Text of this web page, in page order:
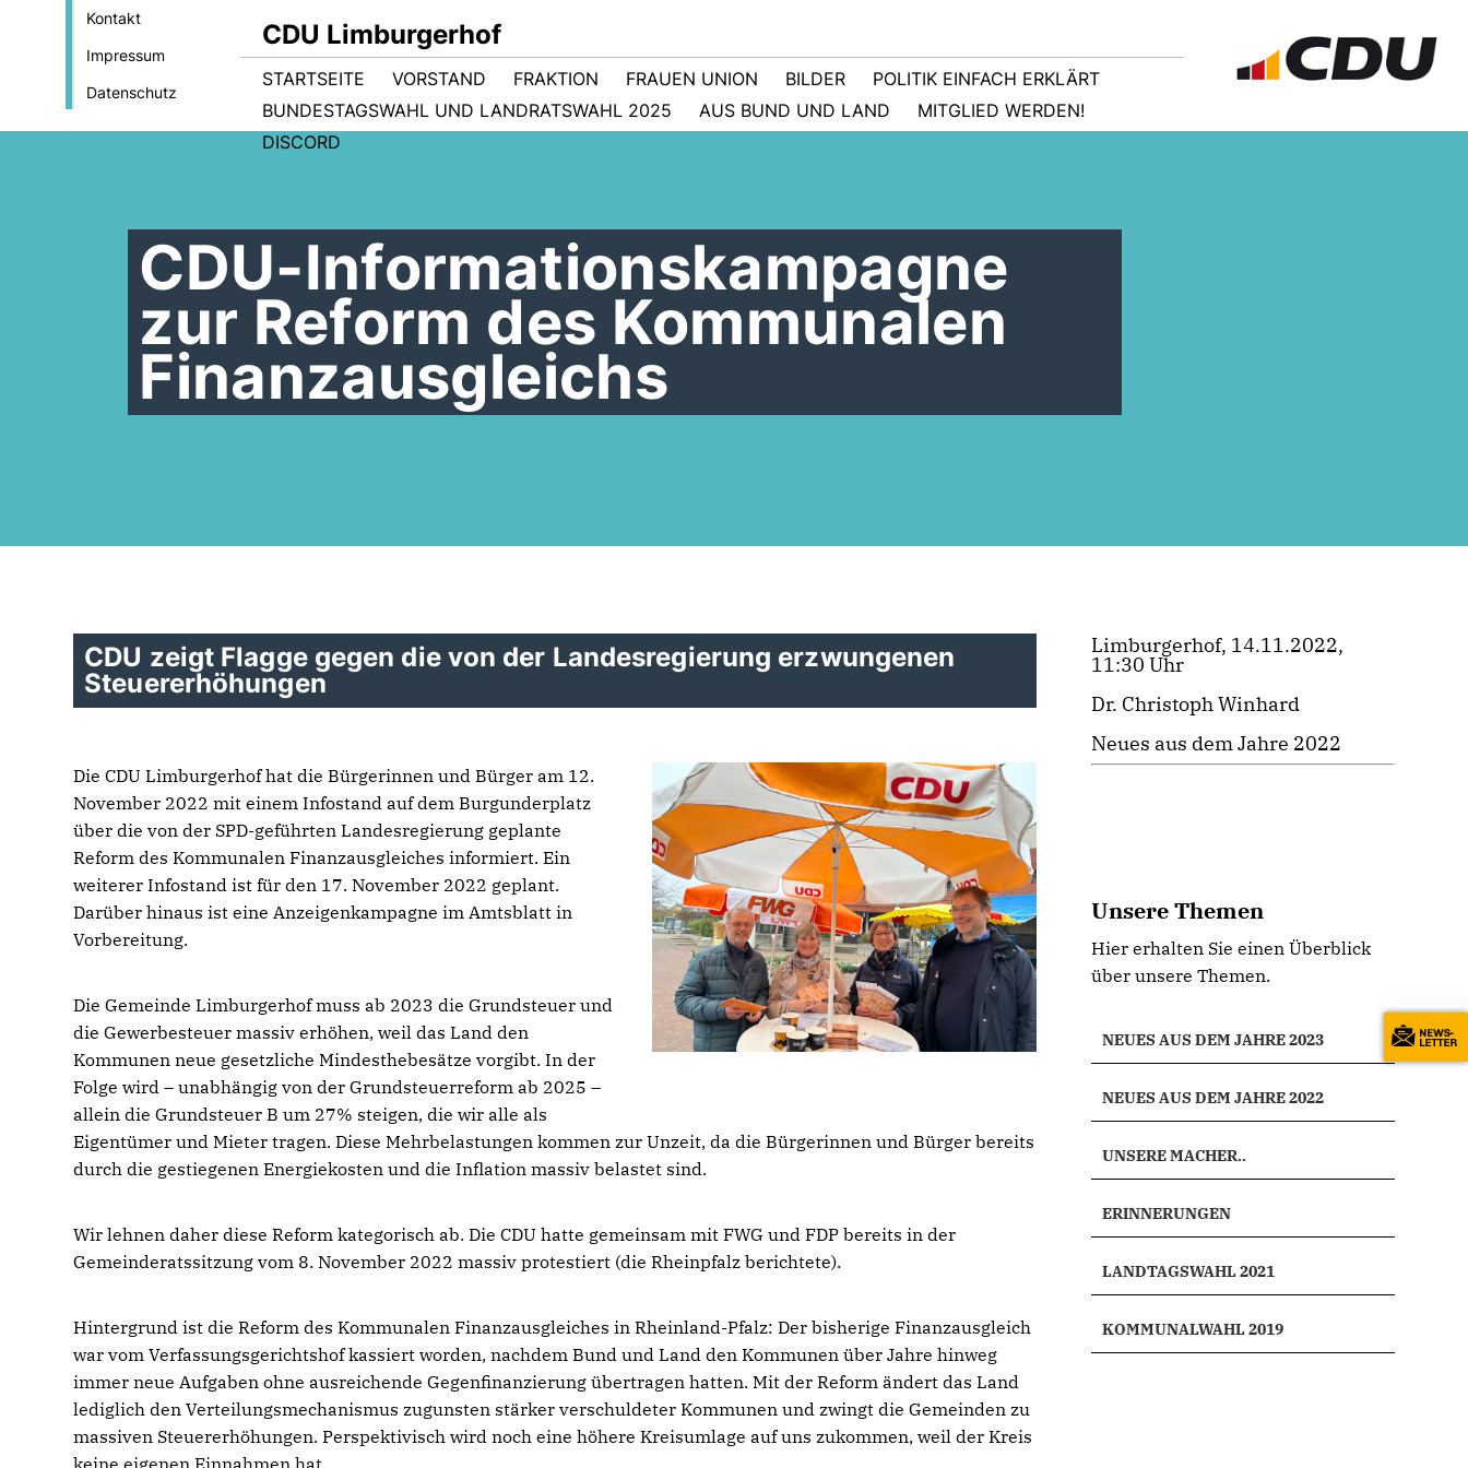
Kontakt
Impressum
Datenschutz
CDU Limburgerhof
STARTSEITE VORSTAND FRAKTION FRAUEN UNION BILDER
POLITIK EINFACH ERKLÄRT
BUNDESTAGSWAHL UND LANDRATSWAHL 2025
AUS BUND UND LAND
MITGLIED WERDEN!
DISCORD
CDU-Informationskampagne
zur Reform des Kommunalen
Finanzausgleichs
CDU zeigt Flagge gegen die von der Landesregierung erzwungenen
Steuererhöhungen
Die CDU Limburgerhof hat die Bürgerinnen und Bürger am 12.
November 2022 mit einem Infostand auf dem Burgunderplatz
über die von der SPD-geführten Landesregierung geplante
Reform des Kommunalen Finanzausgleiches informiert. Ein
weiterer Infostand ist für den 17. November 2022 geplant.
Darüber hinaus ist eine Anzeigenkampagne im Amtsblatt in
Vorbereitung.
Die Gemeinde Limburgerhof muss ab 2023 die Grundsteuer und
die Gewerbesteuer massiv erhöhen, weil das Land den
Kommunen neue gesetzliche Mindesthebesätze vorgibt. In der
Folge wird – unabhängig von der Grundsteuerreform ab 2025 –
allein die Grundsteuer B um 27% steigen, die wir alle als
Eigentümer und Mieter tragen. Diese Mehrbelastungen kommen zur Unzeit, da die Bürgerinnen und Bürger bereits
durch die gestiegenen Energiekosten und die Inflation massiv belastet sind.
Wir lehnen daher diese Reform kategorisch ab. Die CDU hatte gemeinsam mit FWG und FDP bereits in der
Gemeinderatssitzung vom 8. November 2022 massiv protestiert (die Rheinpfalz berichtete).
Hintergrund ist die Reform des Kommunalen Finanzausgleiches in Rheinland-Pfalz: Der bisherige Finanzausgleich
war vom Verfassungsgerichtshof kassiert worden, nachdem Bund und Land den Kommunen über Jahre hinweg
immer neue Aufgaben ohne ausreichende Gegenfinanzierung übertragen hatten. Mit der Reform ändert das Land
lediglich den Verteilungsmechanismus zugunsten stärker verschuldeter Kommunen und zwingt die Gemeinden zu
massiven Steuererhöhungen. Perspektivisch wird noch eine höhere Kreisumlage auf uns zukommen, weil der Kreis
keine eigenen Einnahmen hat.
Limburgerhof, 14.11.2022,
11:30 Uhr
Dr. Christoph Winhard
Neues aus dem Jahre 2022
Unsere Themen
Hier erhalten Sie einen Überblick
über unsere Themen.
NEUES AUS DEM JAHRE 2023
NEUES AUS DEM JAHRE 2022
UNSERE MACHER..
ERINNERUNGEN
LANDTAGSWAHL 2021
KOMMUNALWAHL 2019